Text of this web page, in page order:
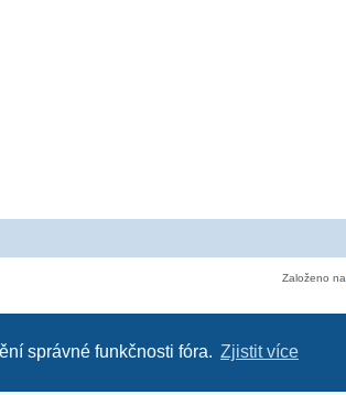
správné funkčnosti fóra. Zjistit více
Založeno na